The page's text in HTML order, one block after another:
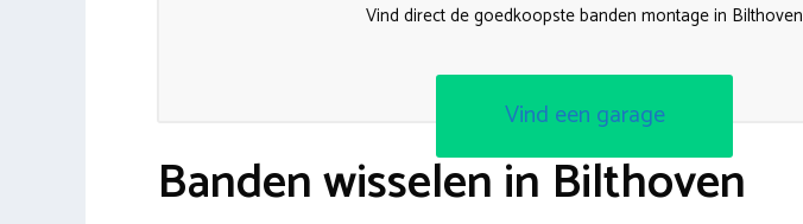
Vind direct de goedkoopste banden montage in Bilthoven
Vind een garage
Banden wisselen in Bilthoven